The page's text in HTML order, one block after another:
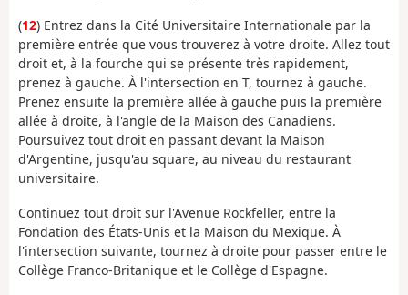
(12) Entrez dans la Cité Universitaire Internationale par la
première entrée que vous trouverez à votre droite. Allez tout
droit et, à la fourche qui se présente très rapidement,
prenez à gauche. À l'intersection en T, tournez à gauche.
Prenez ensuite la première allée à gauche puis la première
allée à droite, à l'angle de la Maison des Canadiens.
Poursuivez tout droit en passant devant la Maison
d'Argentine, jusqu'au square, au niveau du restaurant
universitaire.
Continuez tout droit sur l'Avenue Rockfeller, entre la
Fondation des États-Unis et la Maison du Mexique. À
l'intersection suivante, tournez à droite pour passer entre le
Collège Franco-Britanique et le Collège d'Espagne.